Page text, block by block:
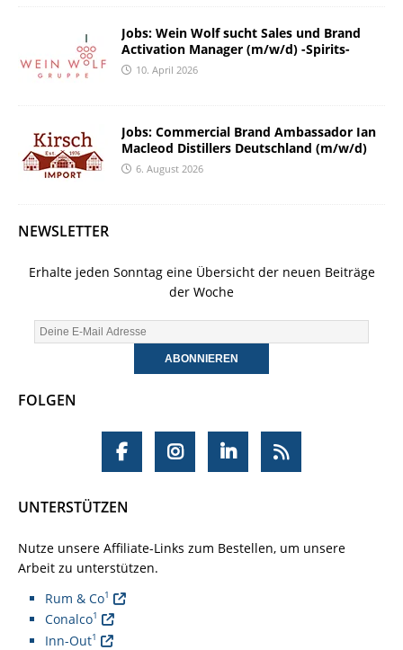
Jobs: Wein Wolf sucht Sales und Brand
Activation Manager (m/w/d) -Spirits-
10. April 2026
Jobs: Commercial Brand Ambassador Ian
Macleod Distillers Deutschland (m/w/d)
6. August 2026
NEWSLETTER
Erhalte jeden Sonntag eine Übersicht der neuen Beiträge
der Woche
FOLGEN
UNTERSTÜTZEN
Nutze unsere Affiliate-Links zum Bestellen, um unsere
Arbeit zu unterstützen.
Rum & Co1
Conalco1
Inn-Out1